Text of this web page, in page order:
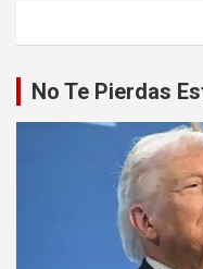
No Te Pierdas